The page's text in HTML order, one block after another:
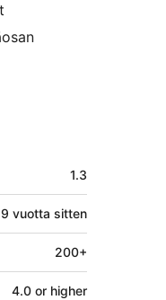
1.3
9 vuotta sitten
200+
4.0 or higher